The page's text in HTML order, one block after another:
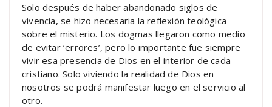
Solo después de haber abandonado siglos de
vivencia, se hizo necesaria la reflexión teológica
sobre el misterio. Los dogmas llegaron como medio
de evitar ‘errores’, pero lo importante fue siempre
vivir esa presencia de Dios en el interior de cada
cristiano. Solo viviendo la realidad de Dios en
nosotros se podrá manifestar luego en el servicio al
otro.